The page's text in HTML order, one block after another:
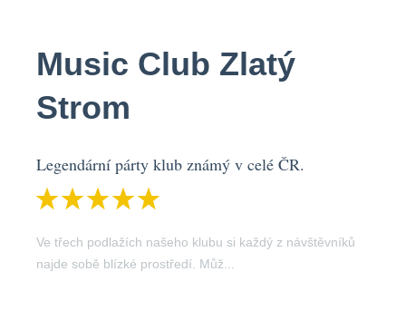
Music Club Zlatý
Strom
Legendární párty klub známý v celé ČR.
Ve třech podlažích našeho klubu si každý z návštěvníků
najde sobě blízké prostředí. Můž...